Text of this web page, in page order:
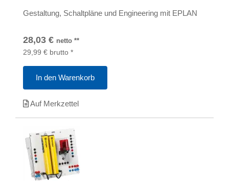
Gestaltung, Schaltpläne und Engineering mit EPLAN
28,03 € netto **
29,99 € brutto *
In den Warenkorb
Auf Merkzettel